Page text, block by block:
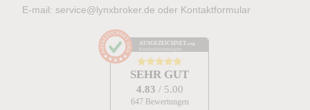
E-mail: service@lynxbroker.de oder Kontaktformular
AUSGEZEICHNET .org
Kundenbewertungen
SEHR GUT
4.83 / 5.00
647 Bewertungen